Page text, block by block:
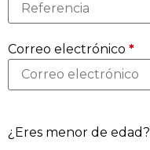
Correo electrónico*
¿Eres menor de edad?